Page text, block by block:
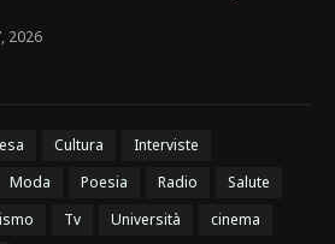
2026
Cultura
Interviste
Moda Poesia Radio
Salute
Tv Università
cinema